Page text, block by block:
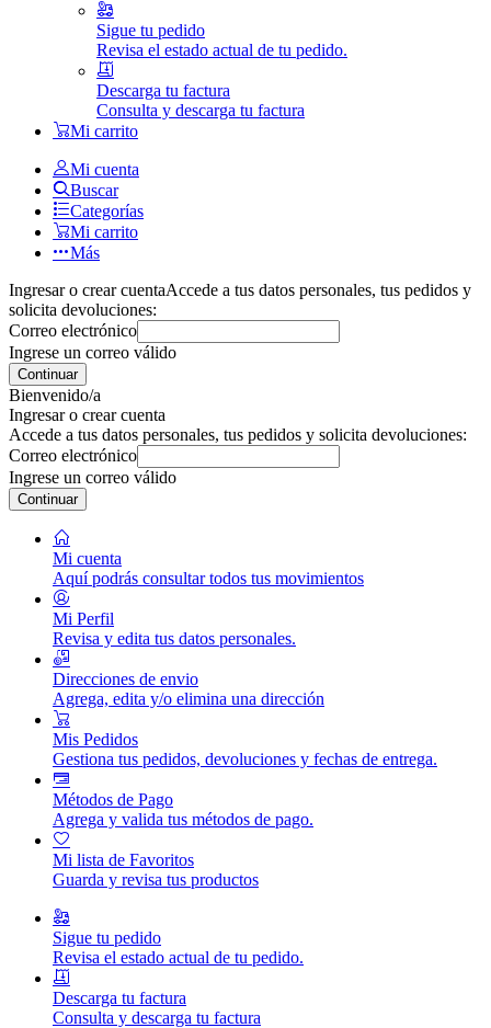
Sigue tu pedido
Revisa el estado actual de tu pedido.
Descarga tu factura
Consulta y descarga tu factura
Mi carrito
Mi cuenta
Buscar
Categorías
Mi carrito
Más
Ingresar o crear cuentaAccede a tus datos personales, tus pedidos y
solicita devoluciones:
Correo electrónico
Ingrese un correo válido
Continuar
Bienvenido/a
Ingresar o crear cuenta
Accede a tus datos personales, tus pedidos y solicita devoluciones:
Correo electrónico
Ingrese un correo válido
Continuar
Mi cuenta
Aquí podrás consultar todos tus movimientos
Mi Perfil
Revisa y edita tus datos personales.
Direcciones de envio
Agrega, edita y/o elimina una dirección
Mis Pedidos
Gestiona tus pedidos, devoluciones y fechas de entrega.
Métodos de Pago
Agrega y valida tus métodos de pago.
Mi lista de Favoritos
Guarda y revisa tus productos
Sigue tu pedido
Revisa el estado actual de tu pedido.
Descarga tu factura
Consulta y descarga tu factura